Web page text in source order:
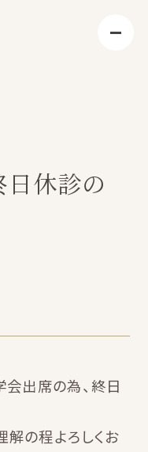
休診の
会出席の為、終日
解の程よろしくお